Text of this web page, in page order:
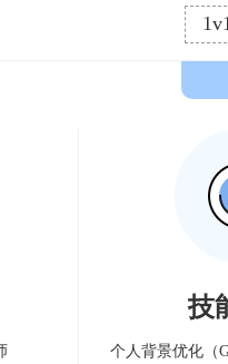
技
个人背景优化（